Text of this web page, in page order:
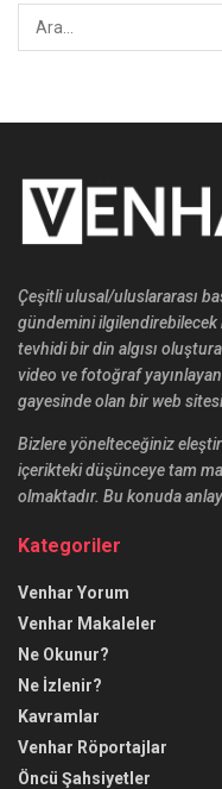
Çeşitli ulusal/uluslararası
gündemini ilgilendirebilecek
tevhidi bir din algısı
video ve fotoğraf
gayesinde olan bir web
Bizlere yönelteceğiniz
içerikteki düşünceye tam
olmaktadır. Bu konuda
Kategoriler
Venhar Yorum
Venhar Makaleler
Ne Okunur?
Ne İzlenir?
Kavramlar
Venhar Röportajlar
Öncü Şahsiyetler